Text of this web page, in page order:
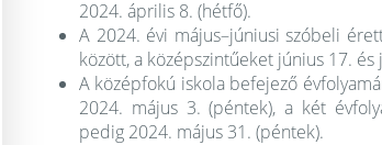
2024. április 8. (hétfő).
A 2024. évi május–júniusi szóbeli
között, a középszintűeket június 17.
A középfokú iskola befejező
2024. május 3. (péntek), a két
pedig 2024. május 31. (péntek).